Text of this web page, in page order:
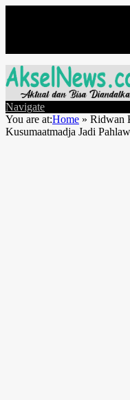
Navigate
You are at:Home » Ridwan
Kusumaatmadja Jadi